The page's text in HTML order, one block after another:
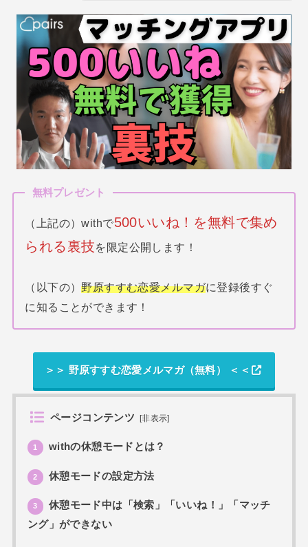
無料プレゼント
（上記の）withで500いいね！を無料で集め
られる裏技を限定公開します！
（以下の）野原すすむ恋愛メルマガに登録後すぐ
に知ることができます！
＞＞ 野原すすむ恋愛メルマガ（無料） ＜＜
ページコンテンツ [非表示]
1 withの休憩モードとは？
2 休憩モードの設定方法
3
休憩モード中は「検索」「いいね！」「マッチ
ング」ができない